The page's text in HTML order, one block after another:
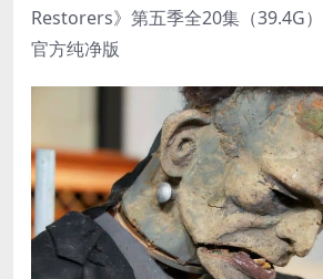
Restorers》第五季全20集（39.4G
官方纯净版